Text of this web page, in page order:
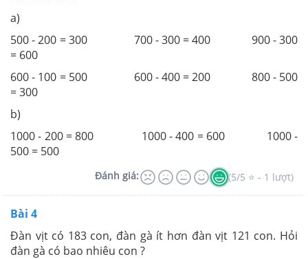
a)
500 - 200 = 300 700 - 300 = 400 900 - 300
= 600
600 - 100 = 500 600 - 400 = 200 800 - 500
= 300
b)
1000 - 200 = 800 1000 - 400 = 600 1000 -
500 = 500
Đánh giá: (5/5 ⭐ - 1 lượt)
Bài 4
Đàn vịt có 183 con, đàn gà ít hơn đàn vịt 121 con. Hỏi
đàn gà có bao nhiêu con ?